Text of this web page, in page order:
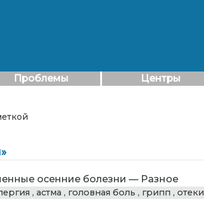
Проблемы Центры
осенние болезни — Разное
,астма , головная боль , грипп ,отеки